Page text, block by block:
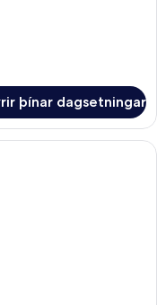
þínar dagsetningar
fyrir þrjá - svalir |